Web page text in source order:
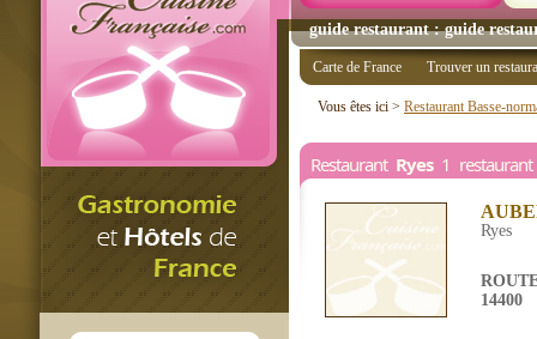
guide restaurant : guide
Carte de France Trouver un
Vous êtes ici > Restaurant Basse-
Restaurant Ryes1 restaurant
Ryes
14400